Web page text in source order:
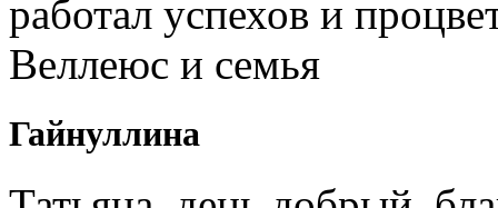
работал успехов и
Веллеюс и семья
Гайнуллина